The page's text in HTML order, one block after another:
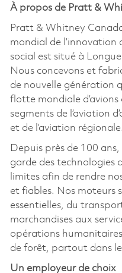
À propos de Pratt &
Pratt & Whitney
mondial de l’innovation
social est situé à
Nous concevons et
de nouvelle génération
flotte mondiale d’avions
segments de l’aviation
et de l’aviation régionale.
Depuis près de 100
garde des technologies
limites afin de rendre
et fiables. Nos moteurs
essentielles, du
marchandises aux
opérations
de forêt, partout dans
Un employeur de choix